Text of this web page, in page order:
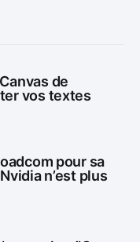
de
vos textes
pour sa
n’est plus